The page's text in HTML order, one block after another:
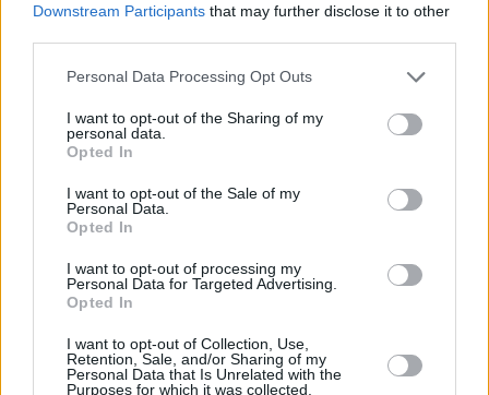
Downstream Participants that may further disclose it to other
Personal Data Processing Opt Outs
I want to opt-out of the Sharing of my
personal data.
Opted In
I want to opt-out of the Sale of my
Personal Data.
Opted In
I want to opt-out of processing my
Personal Data for Targeted Advertising.
Opted In
I want to opt-out of Collection, Use,
Retention, Sale, and/or Sharing of my
Personal Data that Is Unrelated with the
Purposes for which it was collected.
Δήλωση προέδρου Ε.Β.Ε.Π., Βασίλη Κορκίδη:
σύγχρονου και συνεκτικού επιμελητηριακού
πλαισίου, το οποίο θα κατοχυρώνει την
αυτοτέλεια των Επιμελητηρίων, θα περιορίζει
την κρατική εποπτεία στον έλεγχο